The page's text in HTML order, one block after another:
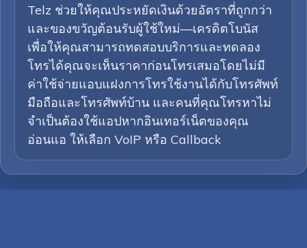
Telz ช่วยให้คุณประหยัดเงินด้วยอัตราที่ถูกกว่า
และของขวัญต้อนรับผู้ใช้ใหม่—เครดิตโบนัส
เพื่อให้คุณสามารถทดสอบบริการและทดลอง
โทรได้คุณจะเห็นราคาก่อนโทรเสมอโดยไม่มี
ค่าใช้จ่ายแอบแฝงการโทรใช้งานได้กับโทรศัพท์
มือถือและโทรศัพท์บ้าน และคนที่คุณโทรหาไม่
จำเป็นต้องใช้แอปหากอินเทอร์เน็ตของคุณ
อ่อนแอ ให้เลือก VoIP หรือ Callback